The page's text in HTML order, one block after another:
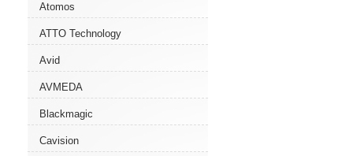
Atomos
ATTO Technology
Avid
AVMEDA
Blackmagic
Cavision